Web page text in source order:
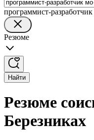
программист-
Резюме
Найти
Резюме
Березниках